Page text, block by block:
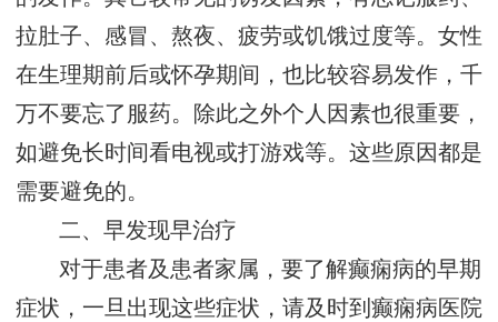
拉肚子、感冒、熬夜、疲劳或饥饿过度等。女性
在生理期前后或怀孕期间，也比较容易发作，千
万不要忘了服药。除此之外个人因素也很重要，
如避免长时间看电视或打游戏等。这些原因都是
需要避免的。
二、早发现早治疗
对于患者及患者家属，要了解癫痫病的早期
症状，一旦出现这些症状，请及时到癫痫病医院